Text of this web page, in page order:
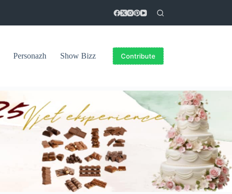
Personazh Show Bizz Contribute